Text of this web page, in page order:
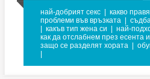
най-добрият секс какво
проблеми във връзката
какъв тип жена си най-
как да отслабнем през есента
защо се разделят хората